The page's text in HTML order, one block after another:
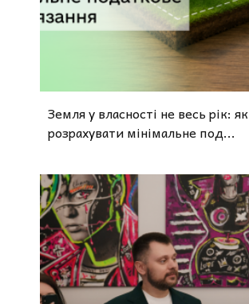
Земля у власності не весь рік: як
розрахувати мінімальне под...